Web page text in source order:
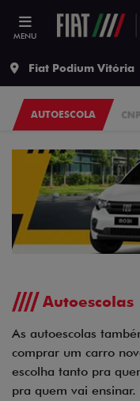
MENU
Fiat Podium Vitória
AUTOESCOLA
Autoescolas
As autoescolas
comprar um carro
escolha tanto pra
pra quem vai